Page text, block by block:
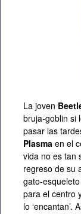
La joven
bruja-goblin si
pasar las
Plasma en el
vida no es tan
regreso de su
gato-esqueleto
para el centro
lo ‘encantan’.